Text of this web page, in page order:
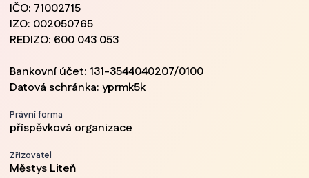
IČO: 71002715
IZO: 002050765
REDIZO: 600 043 053
Bankovní účet: 131-3544040207/0100
Datová schránka: yprmk5k
Právní forma
příspěvková organizace
Zřizovatel
Městys Liteň